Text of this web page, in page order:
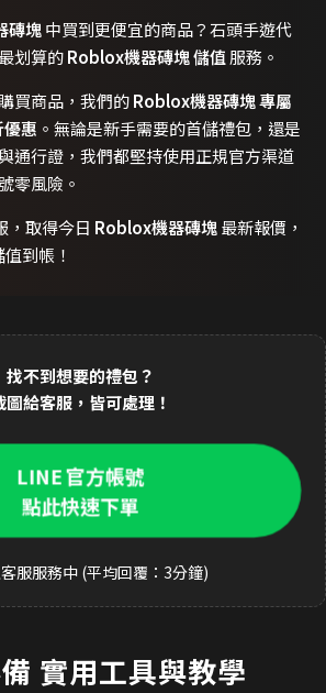
磚塊中買到更便宜的商品？石頭手遊代
划算的Roblox機器磚塊 儲值服務。
買商品，我們的Roblox機器磚塊 專屬
惠 。無論是新手需要的首儲禮包，還是
通行證，我們都堅持使用正規官方渠道
零風險。
，取得今日 Roblox機器磚塊最新報價，
到帳！
找不到想要的禮包？
圖給客服，皆可處理！
LINE 官方帳號
點此快速下單
服服務中 (平均回覆：3分鐘)
實用工具與教學